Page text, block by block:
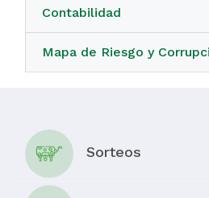
Contabilidad
Mapa de Riesgo y
Sorteos